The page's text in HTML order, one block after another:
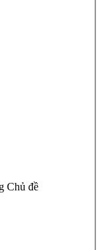
Chủ đề